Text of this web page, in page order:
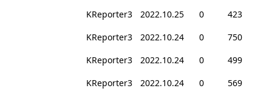
KReporter3
2022.10.25 0
423
KReporter3
2022.10.24 0
750
KReporter3
2022.10.24 0
499
KReporter3
2022.10.24 0
569